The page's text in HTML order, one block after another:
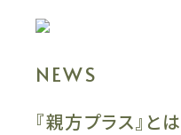
『親方プラス』と